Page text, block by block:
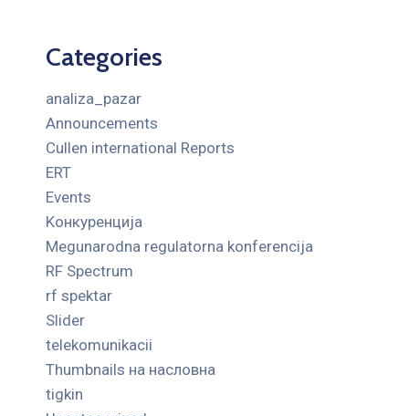
Categories
analiza_pazar
Announcements
Cullen international Reports
ERT
Events
Kонкуренција
Megunarodna regulatorna konferencija
RF Spectrum
rf spektar
Slider
telekomunikacii
Thumbnails на насловна
tigkin